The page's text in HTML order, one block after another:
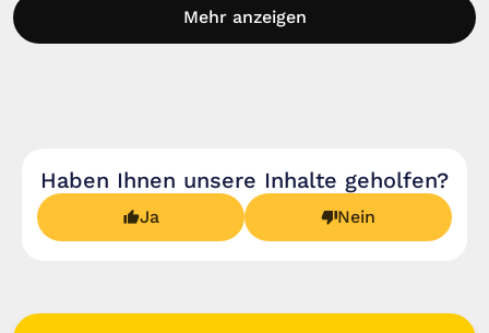
Mehr anzeigen
Haben Ihnen unsere Inhalte geholfen?
Ja Nein